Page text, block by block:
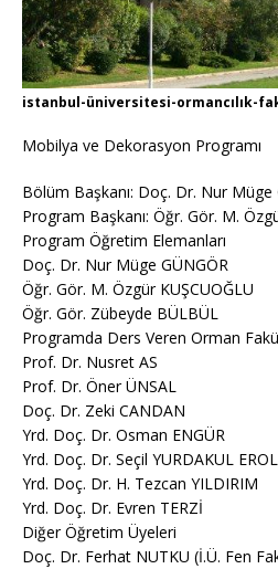
istanbul-üniversitesi-ormancılık-
Mobilya ve Dekorasyon Programı
Bölüm Başkanı: Doç. Dr. Nur Müge
Program Başkanı: Öğr. Gör. M.
Program Öğretim Elemanları
Doç. Dr. Nur Müge GÜNGÖR
Öğr. Gör. M. Özgür KUŞCUOĞLU
Öğr. Gör. Zübeyde BÜLBÜL
Programda Ders Veren Orman
Prof. Dr. Nusret AS
Prof. Dr. Öner ÜNSAL
Doç. Dr. Zeki CANDAN
Yrd. Doç. Dr. Osman ENGÜR
Yrd. Doç. Dr. Seçil YURDAKUL EROL
Yrd. Doç. Dr. H. Tezcan YILDIRIM
Yrd. Doç. Dr. Evren TERZİ
Diğer Öğretim Üyeleri
Doç. Dr. Ferhat NUTKU (İ.Ü. Fen